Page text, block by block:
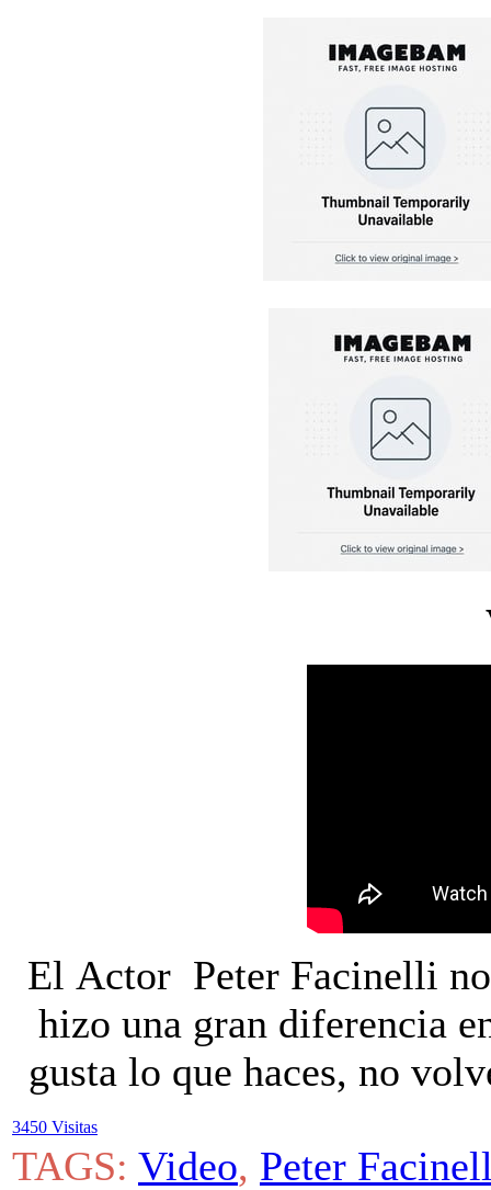
El Actor Peter Facinelli
hizo una gran diferencia
gusta lo que haces, no
3450 Visitas
TAGS: Video, Peter